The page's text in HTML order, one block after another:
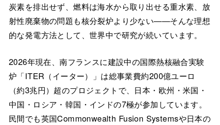
炭素を排出せず、燃料は海水から取り出せる重水素、放
射性廃棄物の問題も核分裂炉より少ない——そんな理想
的な発電方法として、世界中で研究が続いています。
2026年現在、南フランスに建設中の国際熱核融合実験
炉「ITER（イーター）」は総事業費約200億ユーロ
（約3兆円）超のプロジェクトで、日本・欧州・米国・
中国・ロシア・韓国・インドの7極が参加しています。
民間でも英国Commonwealth Fusion Systemsや日本の